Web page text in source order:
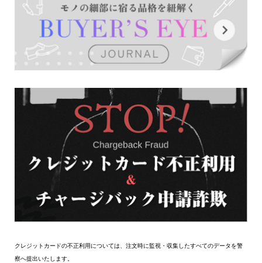
クレジットカードの不正利用については、注文時に監視・収集したすべてのデータを警
察へ提出いたします。